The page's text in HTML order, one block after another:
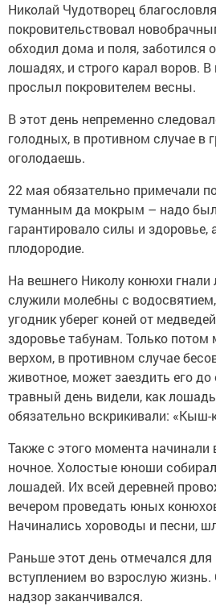
Николай Чудотворец
покровительствовал
обходил дома и поля, заботился
лошадях, и строго карал воров.
прослыл покровителем весны.
В этот день непременно
голодных, в противном случае в
оголодаешь.
22 мая обязательно примечали
туманным да мокрым – надо
гарантировало силы и здоровье,
плодородие.
На вешнего Николу конюхи
служили молебны с
угодник уберег коней от
здоровье табунам. Только
верхом, в противном случае
животное, может заездить его
травный день видели, как
обязательно вскрикивали:
Также с этого момента
ночное. Холостые юноши
лошадей. Их всей деревней
вечером проведать юных
Начинались хороводы и песни,
Раньше этот день отмечался
вступлением во взрослую
надзор заканчивался.